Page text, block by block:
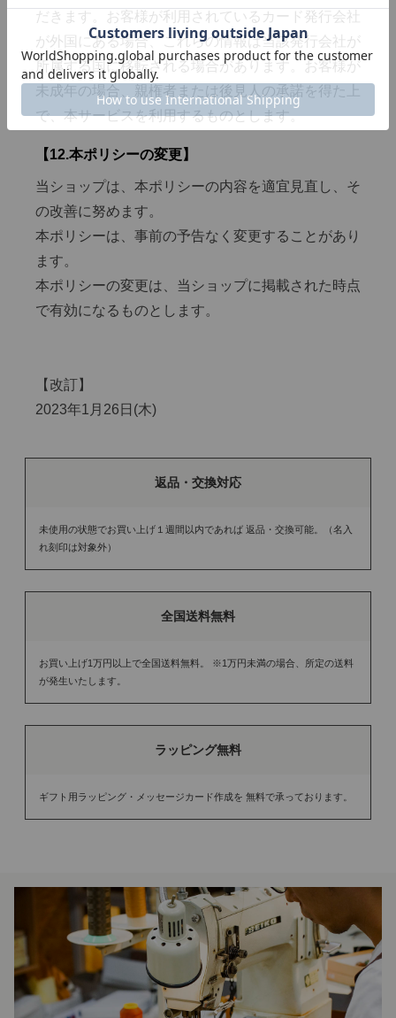
だきます。お客様が利用されているカード発行会社
が外国にある場合、これらの情報は当該発行会社が
所属する国に移転される場合があります。お客様が
未成年の場合、親権者または後見人の承諾を得た上
で、本サービスを利用するものとします。
【12.本ポリシーの変更】
当ショップは、本ポリシーの内容を適宜見直し、そ
の改善に努めます。
本ポリシーは、事前の予告なく変更することがあり
ます。
本ポリシーの変更は、当ショップに掲載された時点
で有効になるものとします。
【改訂】
2023年1月26日(木)
返品・交換対応
未使用の状態でお買い上げ１週間以内であれば 返品・交換可能。（名入
れ刻印は対象外）
全国送料無料
お買い上げ1万円以上で全国送料無料。 ※1万円未満の場合、所定の送料
が発生いたします。
ラッピング無料
ギフト用ラッピング・メッセージカード作成を 無料で承っております。